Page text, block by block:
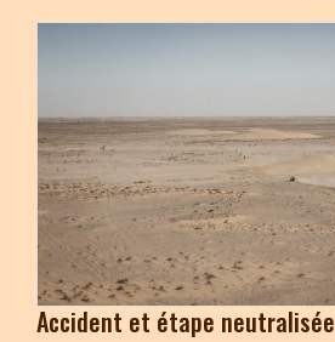
Accident et étape neutralisée